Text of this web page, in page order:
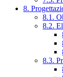
8.
8.1.
8.2.
8.3.